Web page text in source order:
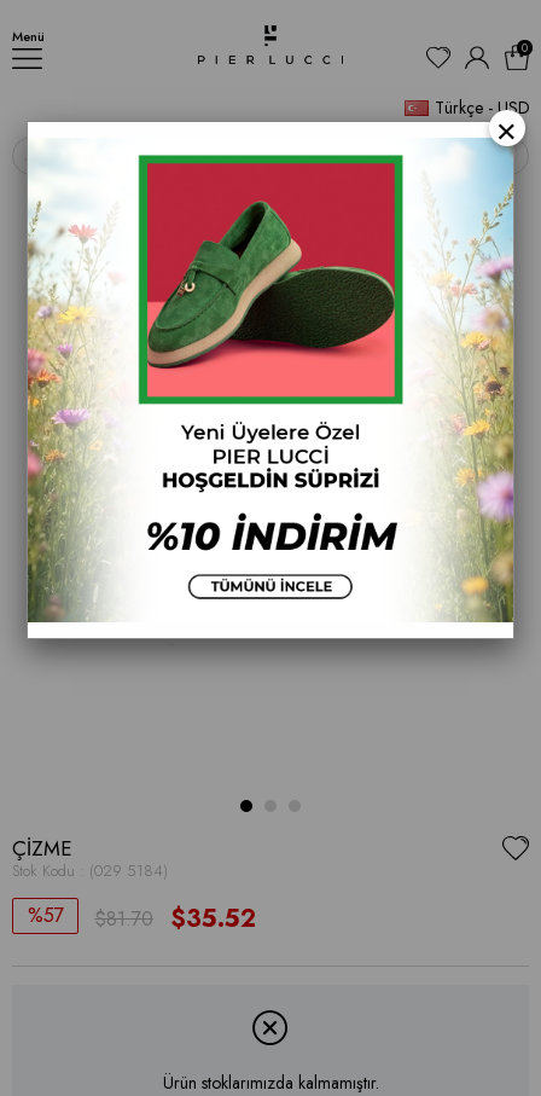
Menü
Türkçe - USD
0
‹ ›
ÇİZME
Stok Kodu (029 5184)
57 $81.70 $35.52
Ürün stoklarımızda kalmamıştır.
×